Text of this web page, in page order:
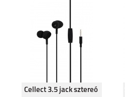
Cellect 3.5 jack sztereó